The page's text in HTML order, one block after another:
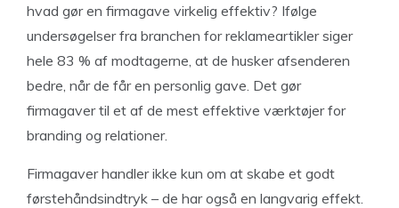
hvad gør en firmagave virkelig effektiv? Ifølge
undersøgelser fra branchen for reklameartikler siger
hele 83 % af modtagerne, at de husker afsenderen
bedre, når de får en personlig gave. Det gør
firmagaver til et af de mest effektive værktøjer for
branding og relationer.
Firmagaver handler ikke kun om at skabe et godt
førstehåndsindtryk – de har også en langvarig effekt.